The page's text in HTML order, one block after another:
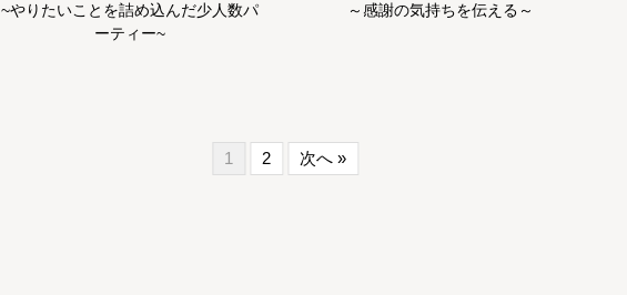
~やりたいことを詰め込んだ少人数パ
ーティー~
～感謝の気持ちを伝える～
1 2 次へ »